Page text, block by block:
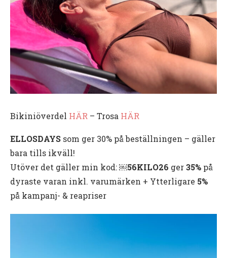
Bikiniöverdel HÄR – Trosa HÄR
ELLOSDAYS som ger 30% på beställningen – gäller
bara tills ikväll!
Utöver det gäller min kod: ￼56KILO26 ger35% på
dyraste varan inkl. varumärken + Ytterligare 5%
på kampanj- & reapriser